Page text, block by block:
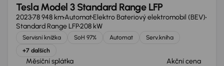
Tesla Model 3 Standard Range LFP
202378 948 kmAutomatElektro Bateriový elektromobil (BEV)
Standard Range LFP208 kW
Servisní knížka SoH 97% Automat
Serv.kniha
+7 dalších
Měsíční splátka Akční cena